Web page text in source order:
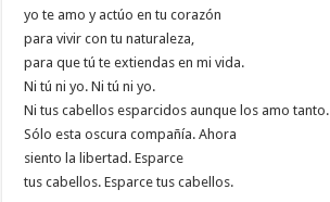
yo te amo y actúo en tu corazón
para vivir con tu naturaleza,
para que tú te extiendas en mi vida.
Ni tú ni yo. Ni tú ni yo.
Ni tus cabellos esparcidos aunque los amo tanto.
Sólo esta oscura compañía. Ahora
siento la libertad. Esparce
tus cabellos. Esparce tus cabellos.